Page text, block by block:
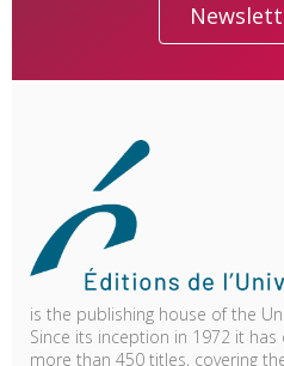
is the publishing house of the
Since its inception in 1972 it
more than 450 titles, covering